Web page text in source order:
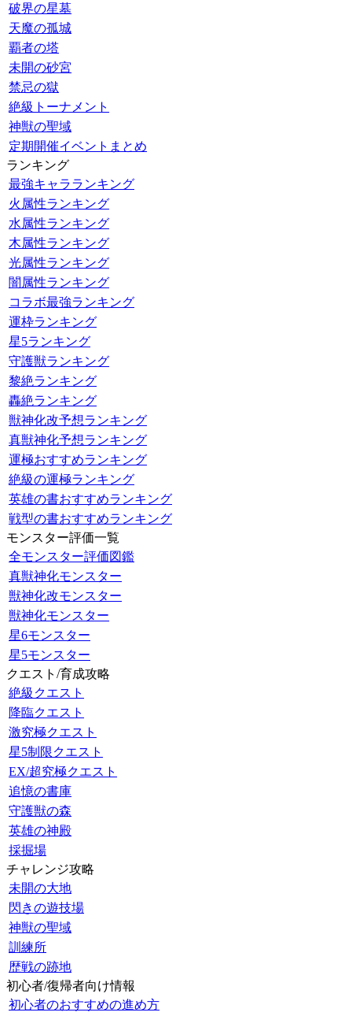
破界の星墓
天魔の孤城
覇者の塔
未開の砂宮
禁忌の獄
絶級トーナメント
神獣の聖域
定期開催イベントまとめ
ランキング
最強キャラランキング
火属性ランキング
水属性ランキング
木属性ランキング
光属性ランキング
闇属性ランキング
コラボ最強ランキング
運枠ランキング
星5ランキング
守護獣ランキング
黎絶ランキング
轟絶ランキング
獣神化改予想ランキング
真獣神化予想ランキング
運極おすすめランキング
絶級の運極ランキング
英雄の書おすすめランキング
戦型の書おすすめランキング
モンスター評価一覧
全モンスター評価図鑑
真獣神化モンスター
獣神化改モンスター
獣神化モンスター
星6モンスター
星5モンスター
クエスト/育成攻略
絶級クエスト
降臨クエスト
激究極クエスト
星5制限クエスト
EX/超究極クエスト
追憶の書庫
守護獣の森
英雄の神殿
採掘場
チャレンジ攻略
未開の大地
閃きの遊技場
神獣の聖域
訓練所
歴戦の跡地
初心者/復帰者向け情報
初心者のおすすめの進め方